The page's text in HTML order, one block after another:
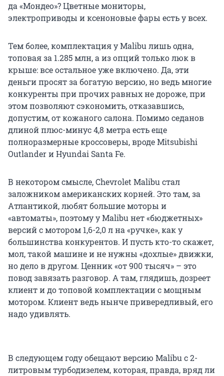
да «Мондео»? Цветные мониторы,
электроприводы и ксеноновые фары есть у всех.
Тем более, комплектация у Malibu лишь одна,
топовая за 1.285 млн, а из опций только люк в
крыше: все остальное уже включено. Да, эти
деньги просят за богатую версию, но ведь многие
конкуренты при прочих равных не дороже, при
этом позволяют сэкономить, отказавшись,
допустим, от кожаного салона. Помимо седанов
длиной плюс-минус 4,8 метра есть еще
полноразмерные кроссоверы, вроде Mitsubishi
Outlander и Hyundai Santa Fe.
В некотором смысле, Chevrolet Malibu стал
заложником американских корней. Это там, за
Атлантикой, любят большие моторы и
«автоматы», поэтому у Malibu нет «бюджетных»
версий с мотором 1,6-2,0 л на «ручке», как у
большинства конкурентов. И пусть кто-то скажет,
мол, такой машине и не нужны «дохлые» движки,
но дело в другом. Ценник «от 900 тысяч» – это
повод завязать разговор. А там, глядишь, дозреет
клиент и до топовой комплектации с мощным
мотором. Клиент ведь нынче привередливый, его
надо удивлять.
В следующем году обещают версию Malibu с 2-
литровым турбодизелем, которая, правда, вряд ли